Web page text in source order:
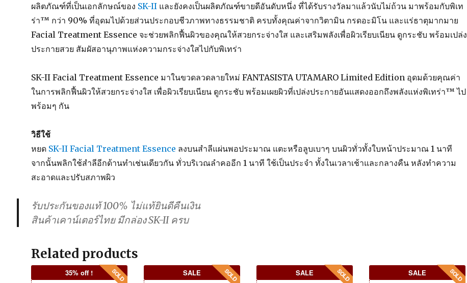
ผลิตภัณฑ์ที่เป็นเอกลักษณ์ของ SK-II และยังคงเป็นผลิตภัณฑ์ขายดีอันดับหนึ่ง ที่ได้รับรางวัลมาแล้วนับไม่ถ้วน มาพร้อมกับพิเท
ร่า™ กว่า 90% ที่อุดมไปด้วยส่วนประกอบชีวภาพทางธรรมชาติ ครบทั้งคุณค่าจากวิตามิน กรดอะมิโน และแร่ธาตุมากมาย
Facial Treatment Essence จะช่วยพลิกฟื้นผิวของคุณให้สวยกระจ่างใส และเสริมพลังเพื่อผิวเรียบเนียน ดูกระชับ พร้อมเปล่ง
ประกายสวย สัมผัสอานุภาพแห่งความกระจ่างใสไปกับพิเทร่า
SK-II Facial Treatment Essence มาในขวดลวดลายใหม่ FANTASISTA UTAMARO Limited Edition อุดมด้วยคุณค่า
ในการพลิกฟื้นผิวให้สวยกระจ่างใส เพื่อผิวเรียบเนียน ดูกระชับ พร้อมเผยผิวที่เปล่งประกายอันแสดงออกถึงพลังแห่งพิเทร่า™ ไป
พร้อมๆ กัน
วิธีใช้
หยด SK-II Facial Treatment Essence ลงบนสำลีแผ่นพอประมาณ แตะหรือลูบเบาๆ บนผิวทั่วทั้งใบหน้าประมาณ 1 นาที
จากนั้นพลิกใช้สำลีอีกด้านทำเช่นเดียวกัน ทั่วบริเวณลำคออีก 1 นาที ใช้เป็นประจำ ทั้งในเวลาเช้าและกลางคืน หลังทำความ
สะอาดและปรับสภาพผิว
รับประกันของแท้ 100% ไม่แท้ยินดีคืนเงิน
สินค้าเคาน์เตอร์ไทย มีกล่อง SK-II ครบ
Related products
35% off ! SALE SALE SALE